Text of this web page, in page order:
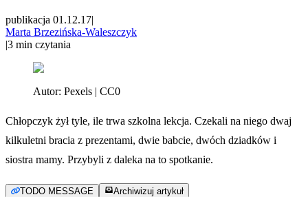
publikacja 01.12.17|
Marta Brzezińska-Waleszczyk
|3 min czytania
Autor: Pexels | CC0
Chłopczyk żył tyle, ile trwa szkolna lekcja. Czekali na niego dwaj
kilkuletni bracia z prezentami, dwie babcie, dwóch dziadków i
siostra mamy. Przybyli z daleka na to spotkanie.
TODO MESSAGE Archiwizuj artykuł